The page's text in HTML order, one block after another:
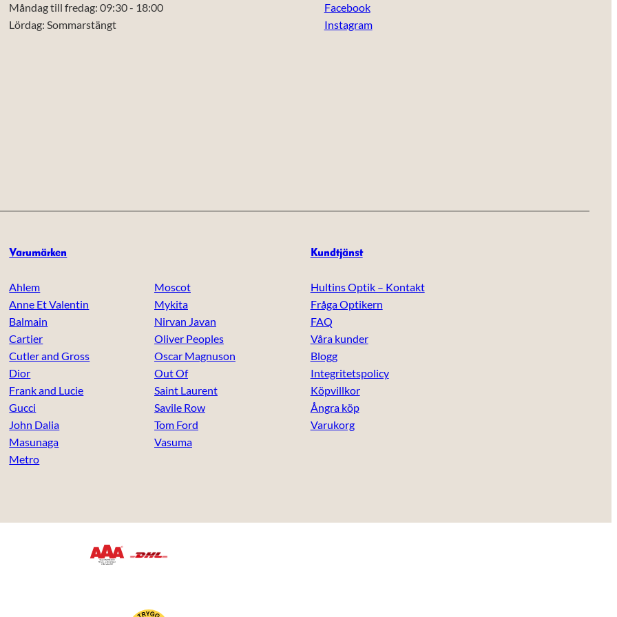
Måndag till fredag: 09:30 - 18:00
Lördag: Sommarstängt
Facebook
Instagram
Varumärken
Ahlem
Anne Et Valentin
Balmain
Cartier
Cutler and Gross
Dior
Frank and Lucie
Gucci
John Dalia
Masunaga
Metro
Moscot
Mykita
Nirvan Javan
Oliver Peoples
Oscar Magnuson
Out Of
Saint Laurent
Savile Row
Tom Ford
Vasuma
Kundtjänst
Hultins Optik – Kontakt
Fråga Optikern
FAQ
Våra kunder
Blogg
Integritetspolicy
Köpvillkor
Ångra köp
Varukorg